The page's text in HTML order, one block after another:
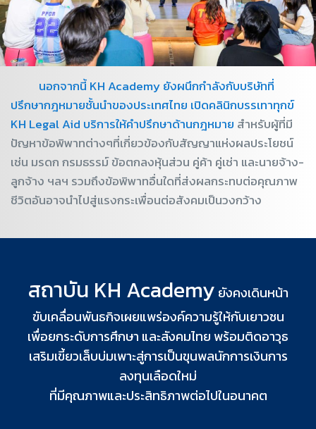
นอกจากนี้ KH Academy ยังผนึกกำลังกับบริษัทที่
ปรึกษากฎหมายชั้นนำของประเทศไทย เปิดคลินิกบรรเทาทุกข์
KH Legal Aid บริการให้คำปรึกษาด้านกฎหมาย สำหรับผู้ที่มี
ปัญหาข้อพิพาทต่างๆที่เกี่ยวข้องกับสัญญาแห่งผลประโยชน์
เช่น มรดก กรมธรรม์ ข้อตกลงหุ้นส่วน คู่ค้า คู่เช่า และนายจ้าง-
ลูกจ้าง ฯลฯ รวมถึงข้อพิพาทอื่นใดที่ส่งผลกระทบต่อคุณภาพ
ชีวิตอันอาจนำไปสู่แรงกระเพื่อนต่อสังคมเป็นวงกว้าง
สถาบัน KH Academy ยังคงเดินหน้า
ขับเคลื่อนพันธกิจเผยแพร่องค์ความรู้ให้กับเยาวชน
เพื่อยกระดับการศึกษา และสังคมไทย พร้อมติดอาวุธ
เสริมเขี้ยวเล็บบ่มเพาะสู่การเป็นขุนพลนักการเงินการ
ลงทุนเลือดใหม่
ที่มีคุณภาพและประสิทธิภาพต่อไปในอนาคต